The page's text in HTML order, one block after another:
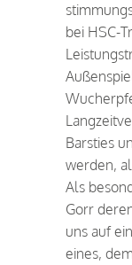
bei HSC-
Barsties
werden,
Als
Gorr
uns auf
eines,